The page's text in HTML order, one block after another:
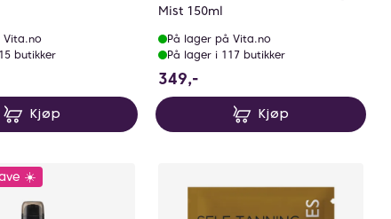
Vita.no
butikker
Kjøp
Mist 150ml
På lager på Vita.no
På lager i 117 butikker
349,-349 NOK
Kjøp
☀️